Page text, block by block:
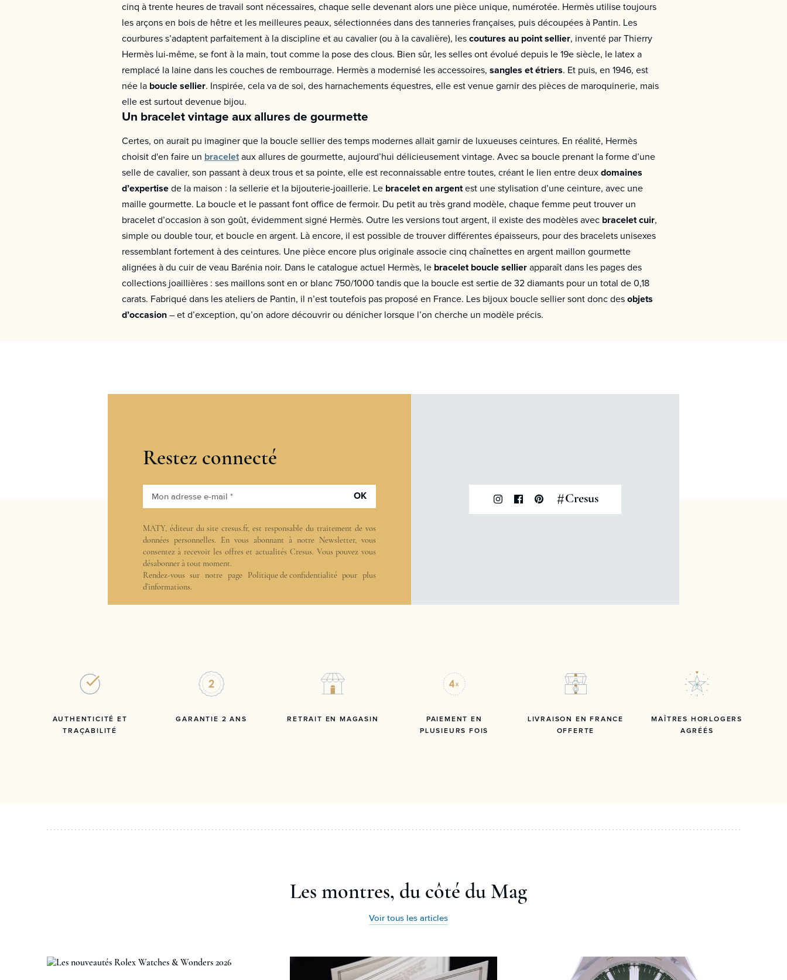
cinq à trente heures de travail sont nécessaires, chaque selle devenant alors une pièce unique, numérotée. Hermès utilise toujours
les arçons en bois de hêtre et les meilleures peaux, sélectionnées dans des tanneries françaises, puis découpées à Pantin. Les
courbures s’adaptent parfaitement à la discipline et au cavalier (ou à la cavalière), les coutures au point sellier, inventé par Thierry
Hermès lui-même, se font à la main, tout comme la pose des clous. Bien sûr, les selles ont évolué depuis le 19e siècle, le latex a
remplacé la laine dans les couches de rembourrage. Hermès a modernisé les accessoires, sangles et étriers. Et puis, en 1946, est
née la boucle sellier. Inspirée, cela va de soi, des harnachements équestres, elle est venue garnir des pièces de maroquinerie, mais
elle est surtout devenue bijou.
Un bracelet vintage aux allures de gourmette
Certes, on aurait pu imaginer que la boucle sellier des temps modernes allait garnir de luxueuses ceintures. En réalité, Hermès
choisit d'en faire un bracelet aux allures de gourmette, aujourd’hui délicieusement vintage. Avec sa boucle prenant la forme d’une
selle de cavalier, son passant à deux trous et sa pointe, elle est reconnaissable entre toutes, créant le lien entre deux domaines
d’expertise de la maison : la sellerie et la bijouterie-joaillerie. Le bracelet en argent est une stylisation d’une ceinture, avec une
maille gourmette. La boucle et le passant font office de fermoir. Du petit au très grand modèle, chaque femme peut trouver un
bracelet d’occasion à son goût, évidemment signé Hermès. Outre les versions tout argent, il existe des modèles avec bracelet cuir,
simple ou double tour, et boucle en argent. Là encore, il est possible de trouver différentes épaisseurs, pour des bracelets unisexes
ressemblant fortement à des ceintures. Une pièce encore plus originale associe cinq chaînettes en argent maillon gourmette
alignées à du cuir de veau Barénia noir. Dans le catalogue actuel Hermès, le bracelet boucle sellier apparaît dans les pages des
collections joaillières : ses maillons sont en or blanc 750/1000 tandis que la boucle est sertie de 32 diamants pour un total de 0,18
carats. Fabriqué dans les ateliers de Pantin, il n’est toutefois pas proposé en France. Les bijoux boucle sellier sont donc des objets
d’occasion – et d’exception, qu’on adore découvrir ou dénicher lorsque l’on cherche un modèle précis.
Restez connecté
Mon adresse e-mail * OK
MATY, éditeur du site cresus.fr, est responsable du traitement de vos
données personnelles. En vous abonnant à notre Newsletter, vous
consentez à recevoir les offres et actualités Cresus. Vous pouvez vous
désabonner à tout moment.
Rendez-vous sur notre page Politique de confidentialitépour plus
d’informations.
#Cresus
AUTHENTICITÉ ET
TRAÇABILITÉ
GARANTIE 2 ANS RETRAIT EN MAGASIN
PAIEMENT EN
PLUSIEURS FOIS
LIVRAISON EN FRANCE
OFFERTE
MAÎTRES HORLOGERS
AGRÉÉS
Les montres, du côté du Mag
Voir tous les articles